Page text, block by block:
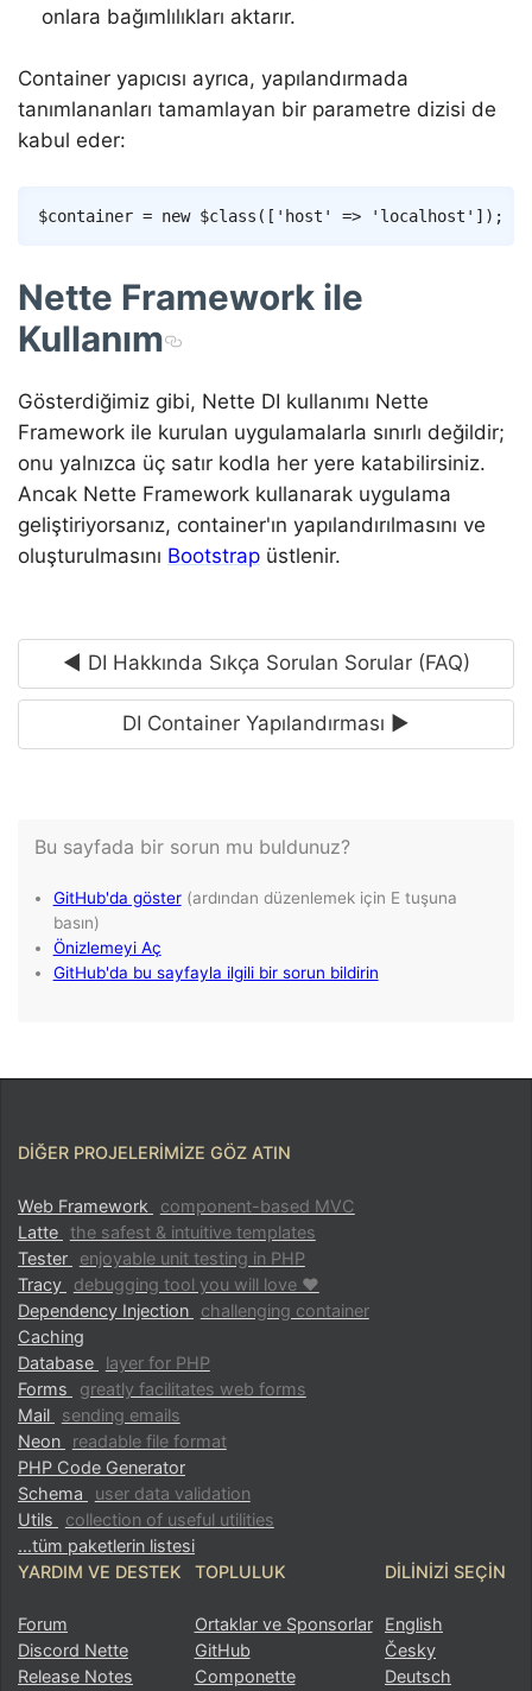
onlara bağımlılıkları aktarır.
Container yapıcısı ayrıca, yapılandırmada
tanımlananları tamamlayan bir parametre dizisi de
kabul eder:
$container = new $class ( [ 'host' => 'localhost' ] ) ;
Copy
Nette Framework ile
Kullanım
Gösterdiğimiz gibi, Nette DI kullanımı Nette
Framework ile kurulan uygulamalarla sınırlı değildir;
onu yalnızca üç satır kodla her yere katabilirsiniz.
Ancak Nette Framework kullanarak uygulama
geliştiriyorsanız, container'ın yapılandırılmasını ve
oluşturulmasını Bootstrap üstlenir.
◄ DI Hakkında Sıkça Sorulan Sorular (FAQ)
DI Container Yapılandırması ►
DIĞER PROJELERIMIZE GÖZ ATIN
Web Framework
component-based MVC
Latte the safest & intuitive templates
Tester
enjoyable unit testing in PHP
Tracy
debugging tool you will love ♥
Dependency Injection
challenging container
Caching
Database
layer for PHP
Forms
greatly facilitates web forms
Mail
sending emails
Neon
readable file format
PHP Code Generator
Schema
user data validation
Utils
collection of useful utilities
...tüm paketlerin listesi
YARDIM VE DESTEK
Forum
Discord Nette
Release Notes
TOPLULUK
Ortaklar ve Sponsorlar
GitHub
Componette
DILINIZI SEÇIN
English
Česky
Deutsch